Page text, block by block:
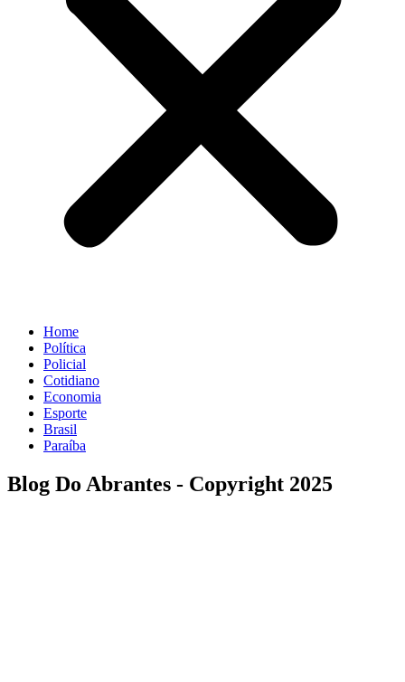
Home
Política
Policial
Cotidiano
Economia
Esporte
Brasil
Paraíba
Blog Do Abrantes - Copyright 2025